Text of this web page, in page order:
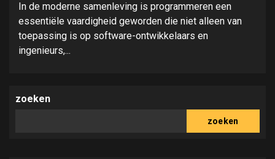
In de moderne samenleving is programmeren een
essentiële vaardigheid geworden die niet alleen van
toepassing is op software-ontwikkelaars en
ingenieurs,...
zoeken
zoeken